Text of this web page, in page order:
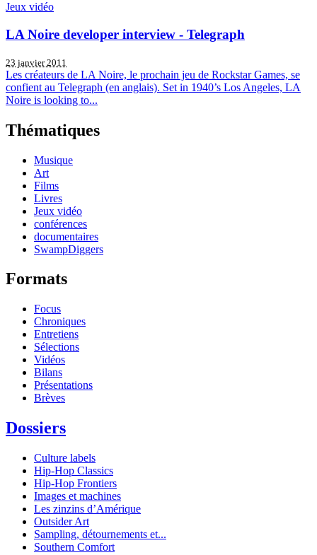
Jeux vidéo
LA Noire developer interview - Telegraph
23 janvier 2011
Les créateurs de LA Noire, le prochain jeu de Rockstar Games, se
confient au Telegraph (en anglais). Set in 1940’s Los Angeles, LA
Noire is looking to...
Thématiques
Musique
Art
Films
Livres
Jeux vidéo
conférences
documentaires
SwampDiggers
Formats
Focus
Chroniques
Entretiens
Sélections
Vidéos
Bilans
Présentations
Brèves
Dossiers
Culture labels
Hip-Hop Classics
Hip-Hop Frontiers
Images et machines
Les zinzins d’Amérique
Outsider Art
Sampling, détournements et...
Southern Comfort